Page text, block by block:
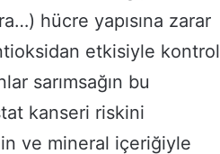
hücre yapısına zarar
etkisiyle kontrol
sarımsağın bu
kanseri riskini
ve mineral içeriğiyle